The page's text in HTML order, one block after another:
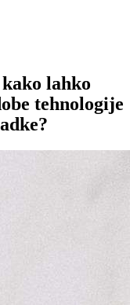
lahko
tehnologije